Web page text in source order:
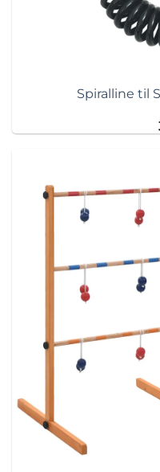
Spiralline til